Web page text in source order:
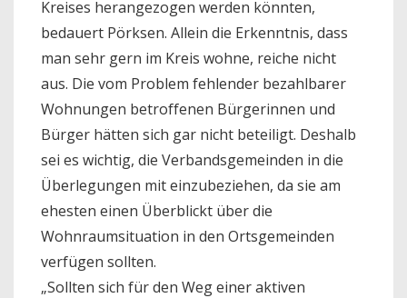
Kreises herangezogen werden könnten,
bedauert Pörksen. Allein die Erkenntnis, dass
man sehr gern im Kreis wohne, reiche nicht
aus. Die vom Problem fehlender bezahlbarer
Wohnungen betroffenen Bürgerinnen und
Bürger hätten sich gar nicht beteiligt. Deshalb
sei es wichtig, die Verbandsgemeinden in die
Überlegungen mit einzubeziehen, da sie am
ehesten einen Überblickt über die
Wohnraumsituation in den Ortsgemeinden
verfügen sollten.
„Sollten sich für den Weg einer aktiven